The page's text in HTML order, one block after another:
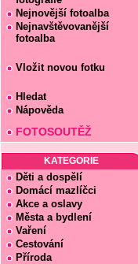
Nejnovější fotoalba
Nejnavštěvovanější
fotoalba
Vložit novou fotku
Hledat
Nápověda
FOTOSOUTĚŽ
KATEGORIE
Děti a dospělí
Domácí mazlíčci
Akce a oslavy
Města a bydlení
Vaření
Cestování
Příroda